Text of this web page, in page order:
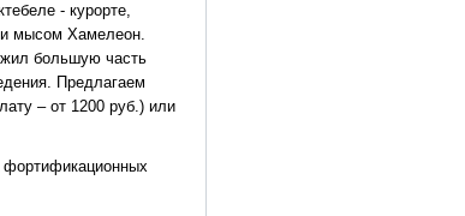
- курорте,
и мысом Хамелеон.
большую часть
Предлагаем
– от 1200 руб.) или
фортификационных